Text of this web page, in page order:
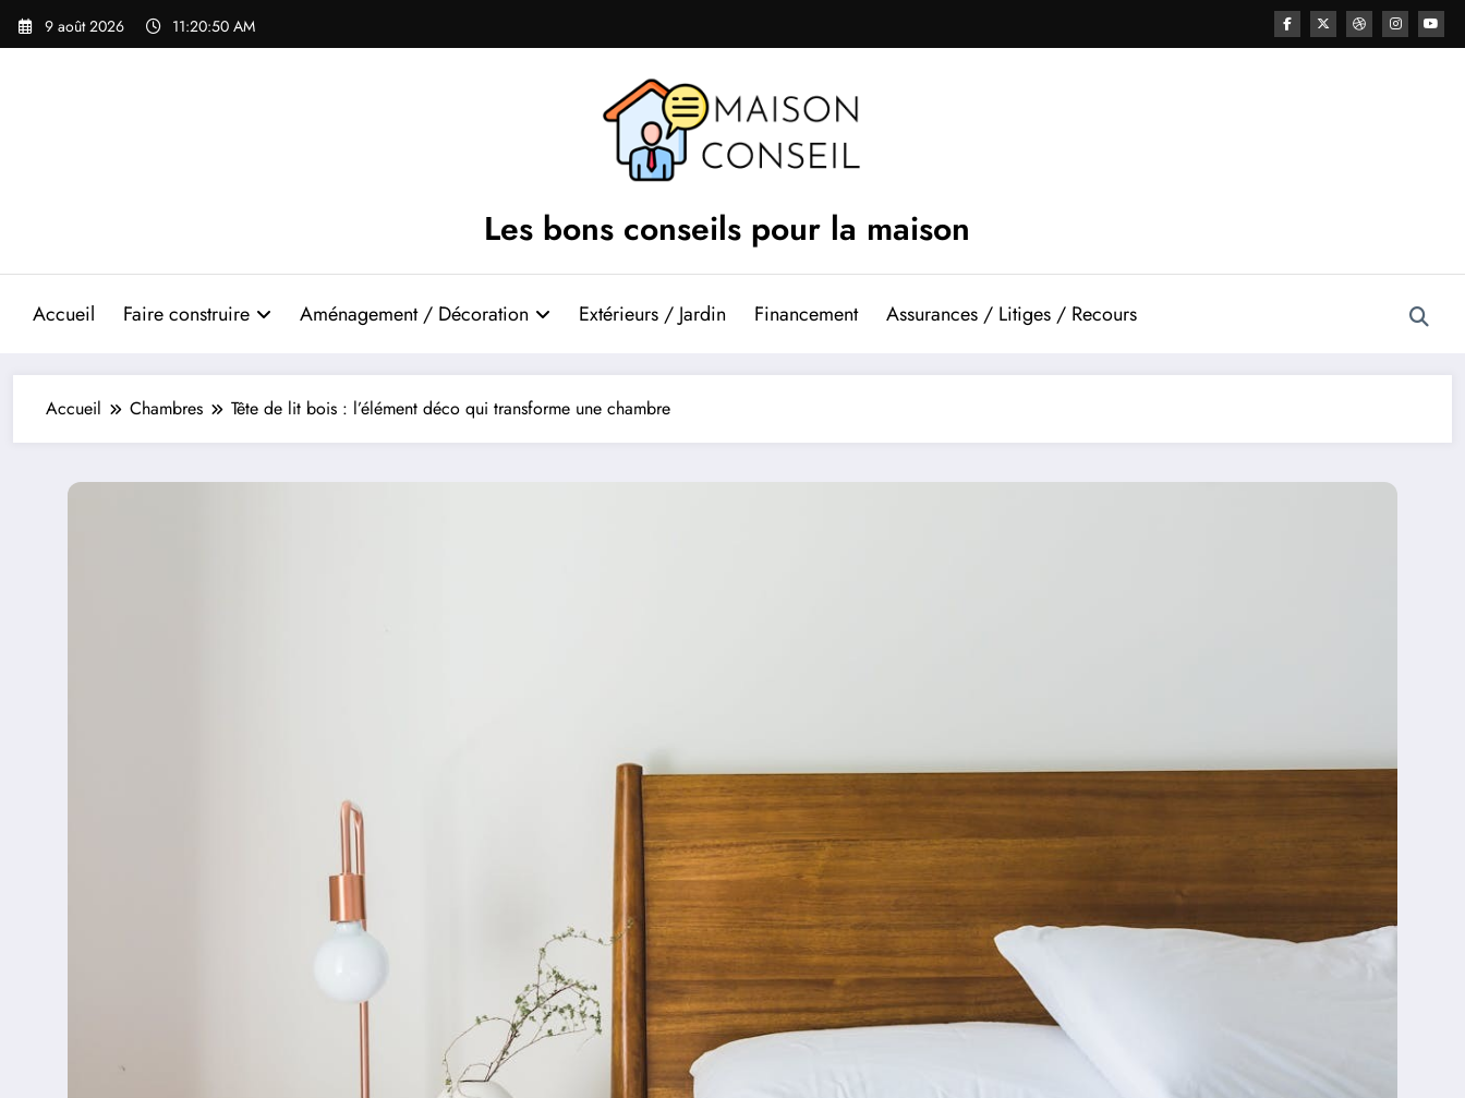
Aller
9 août 2026 11:20:51 AM
Les bons conseils pour la maison
Accueil Faire construire Aménagement / Décoration Extérieurs / Jardin Financement Assurances / Litiges / Recours
Accueil Chambres Tête de lit bois : l’élément déco qui transforme une chambre